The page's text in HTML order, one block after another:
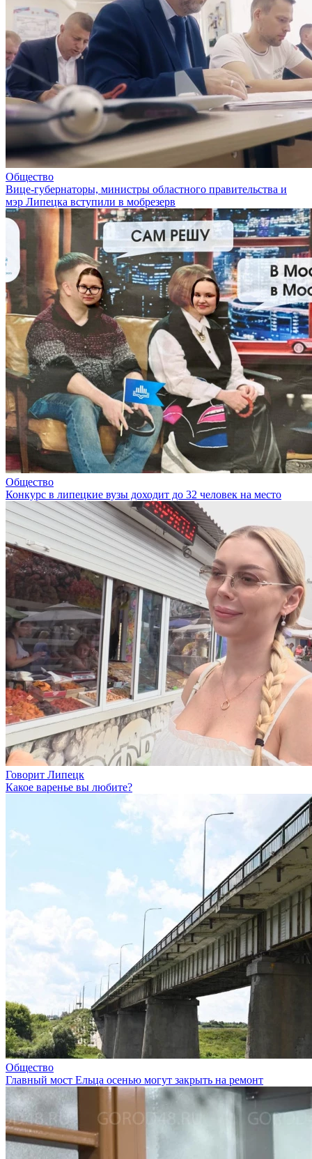
Общество
Вице-губернаторы, министры областного правительства и
мэр Липецка вступили в мобрезерв
Общество
Конкурс в липецкие вузы доходит до 32 человек на место
Говорит Липецк
Какое варенье вы любите?
Общество
Главный мост Ельца осенью могут закрыть на ремонт